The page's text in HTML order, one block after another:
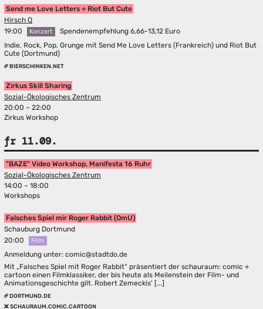
Send me Love Letters + Riot But Cute
Hirsch Q
19:00
Konzert
Spendenempfehlung 6,66-13,12 Euro
Indie, Rock, Pop, Grunge mit Send Me Love Letters (Frankreich) und Riot But
Cute (Dortmund)
BIERSCHINKEN.NET
Zirkus Skill Sharing
Sozial-Ökologisches Zentrum
20:00 – 22:00
Zirkus Workshop
fr 11.09.
"BAZE" Video Workshop, Manifesta 16 Ruhr
Sozial-Ökologisches Zentrum
14:00 – 18:00
Workshops
Falsches Spiel mir Roger Rabbit (OmU)
Schauburg Dortmund
20:00
Film
Anmeldung unter: comic@stadtdo.de
Mit „Falsches Spiel mit Roger Rabbit“ präsentiert der schauraum: comic +
cartoon einen Filmklassiker, der bis heute als Meilenstein der Film- und
Animationsgeschichte gilt. Robert Zemeckis' [...]
DORTMUND.DE
SCHAURAUM.COMIC.CARTOON